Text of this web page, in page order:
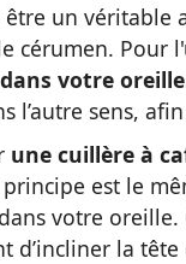
être un
cérumen. Pour
votre oreille
sens,
une cuillère à
est le
votre
d’incliner la